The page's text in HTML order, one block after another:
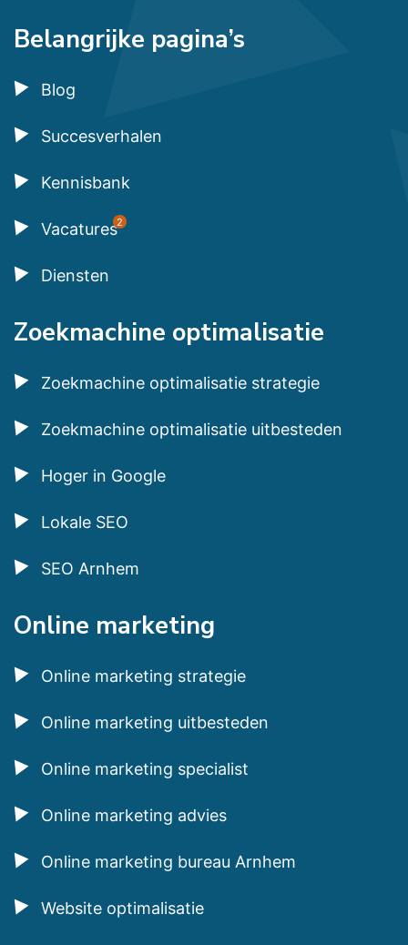
Belangrijke pagina’s
Blog
Succesverhalen
Kennisbank
Vacatures2
Diensten
Zoekmachine optimalisatie
Zoekmachine optimalisatie strategie
Zoekmachine optimalisatie uitbesteden
Hoger in Google
Lokale SEO
SEO Arnhem
Online marketing
Online marketing strategie
Online marketing uitbesteden
Online marketing specialist
Online marketing advies
Online marketing bureau Arnhem
Website optimalisatie